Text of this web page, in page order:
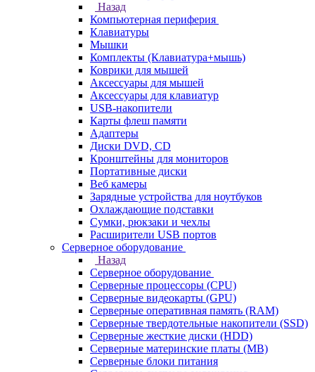
Назад
Компьютерная периферия
Клавиатуры
Мышки
Комплекты (Клавиатура+мышь)
Коврики для мышей
Аксессуары для мышей
Аксессуары для клавиатур
USB-накопители
Карты флеш памяти
Адаптеры
Диски DVD, CD
Кронштейны для мониторов
Портативные диски
Веб камеры
Зарядные устройства для ноутбуков
Охлаждающие подставки
Сумки, рюкзаки и чехлы
Расширители USB портов
Серверное оборудование
Назад
Серверное оборудование
Серверные процессоры (CPU)
Серверные видеокарты (GPU)
Серверные оперативная память (RAM)
Серверные твердотельные накопители (SSD)
Серверные жесткие диски (HDD)
Серверные материнские платы (MB)
Серверные блоки питания